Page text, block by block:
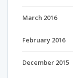
March 2016
February 2016
December 2015